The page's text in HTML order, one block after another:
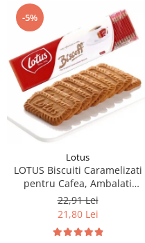
-5%
Lotus
LOTUS Biscuiti Caramelizati
pentru Cafea, Ambalati
Individual 50buc 312.5g
22,91 Lei
21,80 Lei